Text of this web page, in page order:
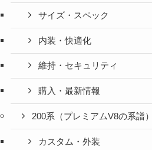
サイズ・スペック
内装・快適化
維持・セキュリティ
購入・最新情報
200系（プレミアムV8の系譜）
カスタム・外装